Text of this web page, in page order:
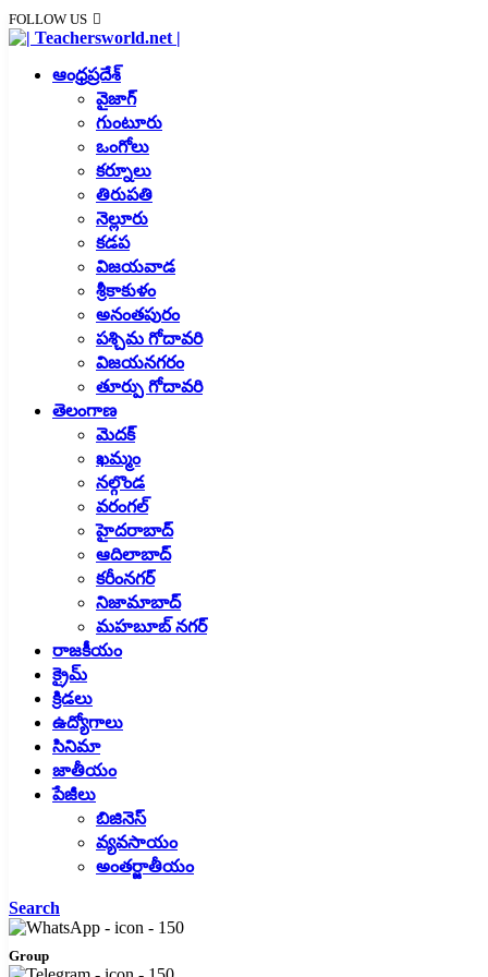
FOLLOW US
ఆంధ్రప్రదేశ్
వైజాగ్
గుంటూరు
ఒంగోలు
కర్నూలు
తిరుపతి
నెల్లూరు
కడప
విజయవాడ
శ్రీకాకుళం
అనంతపురం
పశ్చిమ గోదావరి
విజయనగరం
తూర్పు గోదావరి
తెలంగాణ
మెదక్
ఖమ్మం
నల్గొండ
వరంగల్
హైదరాబాద్
ఆదిలాబాద్
కరీంనగర్
నిజామాబాద్
మహబూబ్ నగర్
రాజకీయం
క్రైమ్
క్రిడలు
ఉద్యోగాలు
సినిమా
జాతీయం
పేజీలు
బిజినెస్
వ్యవసాయం
అంతర్జాతీయం
Search
Group